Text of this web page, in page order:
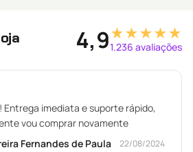
4,9★★★★★
1.236 avaliações
imediata e suporte rápido,
vou comprar novamente
Fernandes de Paula
22/08/2024